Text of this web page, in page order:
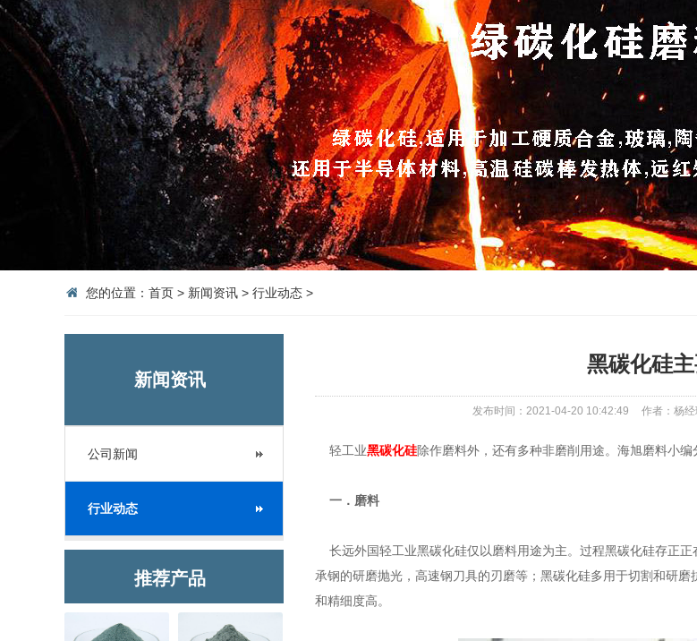
您的位置： 首页 > 新闻资讯 > 行业动态 >
新闻资讯
公司新闻
行业动态
推荐产品
黑碳化硅
发布时间：2021-04-20 10:42:49 作者：杨
轻工业黑碳化硅除作磨料外，还有多种非磨削用途。海旭磨料小
一．磨料
长远外国轻工业黑碳化硅仅以磨料用途为主。过程黑碳化硅存正
承钢的研磨抛光，高速钢刀具的刃磨等；黑碳化硅多用于切割和研
和精细度高。